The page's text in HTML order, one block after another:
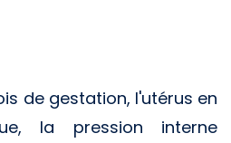
de gestation, l'utérus en
la pression interne